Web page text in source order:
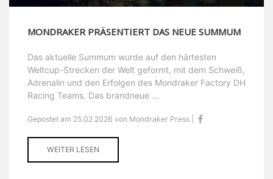
MONDRAKER PRÄSENTIERT DAS NEUE SUMMUM
Das aktuelle Summum wurde auf den härtesten
Weltcup-Strecken der Welt geformt, mit dem Schweiß,
Adrenalin und den Erfolgen des Mondraker Factory DH
Racing Teams. Das brandneue ...
Gepostet am 25.02.2026 von Mondraker Press |
WEITER LESEN